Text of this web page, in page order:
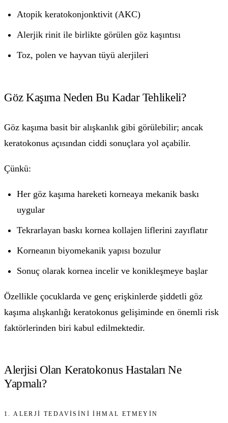
Atopik keratokonjonktivit (AKC)
Alerjik rinit ile birlikte görülen göz kaşıntısı
Toz, polen ve hayvan tüyü alerjileri
Göz Kaşıma Neden Bu Kadar Tehlikeli?
Göz kaşıma basit bir alışkanlık gibi görülebilir; ancak
keratokonus açısından ciddi sonuçlara yol açabilir.
Çünkü:
Her göz kaşıma hareketi korneaya mekanik baskı
uygular
Tekrarlayan baskı kornea kollajen liflerini zayıflatır
Korneanın biyomekanik yapısı bozulur
Sonuç olarak kornea incelir ve konikleşmeye başlar
Özellikle çocuklarda ve genç erişkinlerde şiddetli göz
kaşıma alışkanlığı keratokonus gelişiminde en önemli risk
faktörlerinden biri kabul edilmektedir.
Alerjisi Olan Keratokonus Hastaları Ne
Yapmalı?
1. ALERJI TEDAVISINI İHMAL ETMEYIN